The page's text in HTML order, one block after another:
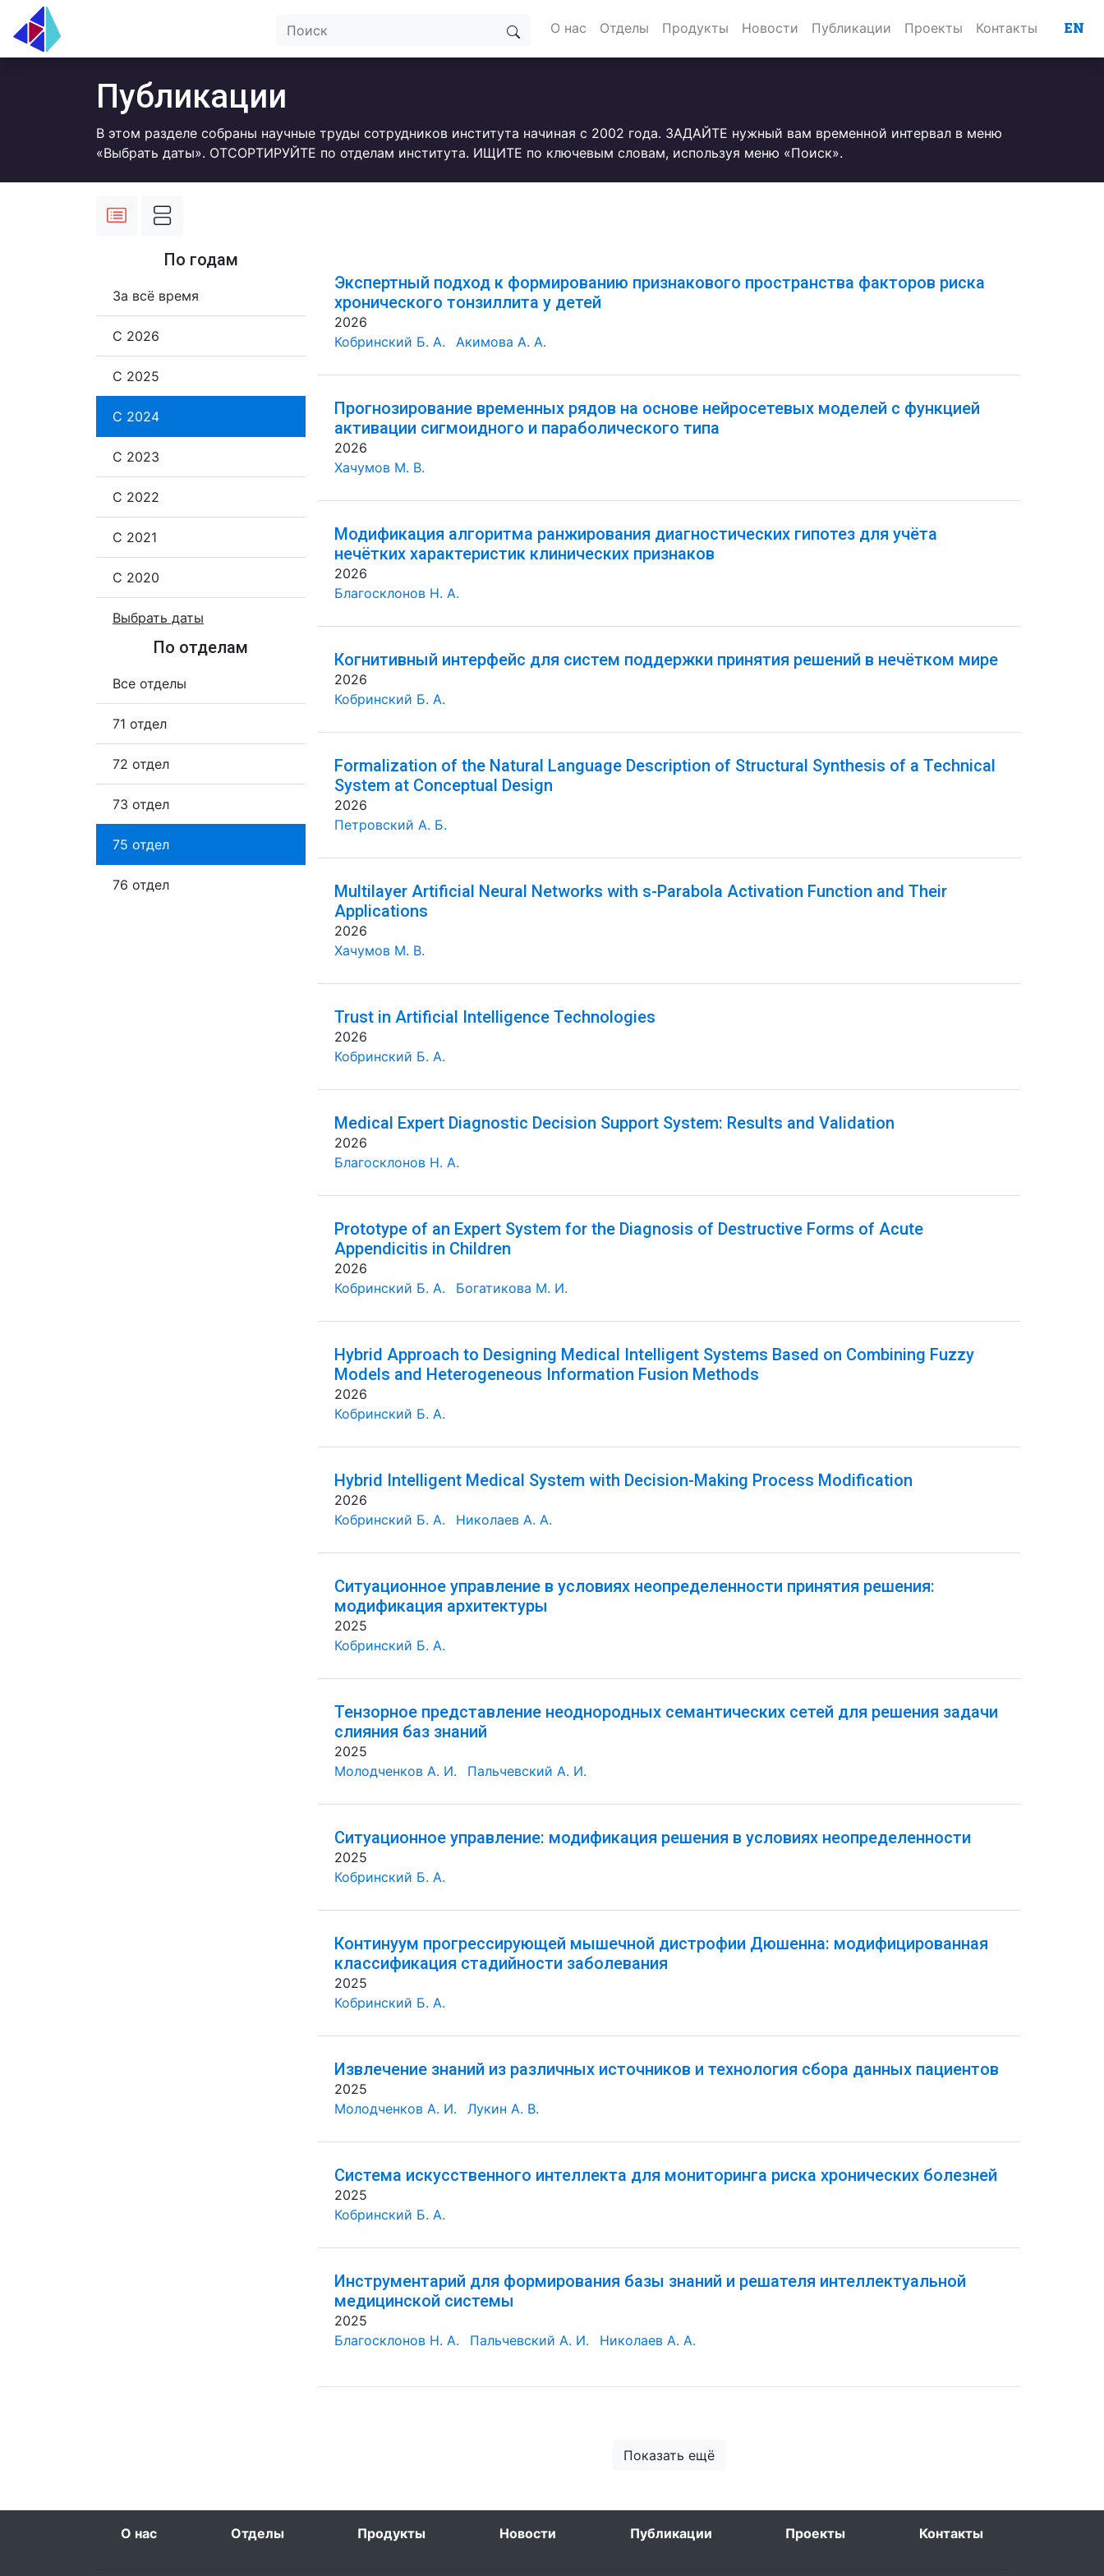
О нас Отделы Продукты Новости Публикации Проекты Контакты EN
Публикации
В этом разделе собраны научные труды сотрудников института начиная с 2002 года. ЗАДАЙТЕ нужный вам временной интервал в меню
«Выбрать даты». ОТСОРТИРУЙТЕ по отделам института. ИЩИТЕ по ключевым словам, используя меню «Поиск».
По годам
За всё время
С 2026
С 2025
С 2024
С 2023
С 2022
С 2021
С 2020
Выбрать даты
По отделам
Все отделы
71 отдел
72 отдел
73 отдел
75 отдел
76 отдел
Экспертный подход к формированию признакового пространства факторов риска
хронического тонзиллита у детей
2026
Кобринский Б. А.
Акимова А. А.
Прогнозирование временных рядов на основе нейросетевых моделей с функцией
активации сигмоидного и параболического типа
2026
Хачумов М. В.
Модификация алгоритма ранжирования диагностических гипотез для учёта
нечётких характеристик клинических признаков
2026
Благосклонов Н. А.
Когнитивный интерфейс для систем поддержки принятия решений в нечётком мире
2026
Кобринский Б. А.
Formalization of the Natural Language Description of Structural Synthesis of a Technical
System at Conceptual Design
2026
Петровский А. Б.
Multilayer Artificial Neural Networks with s-Parabola Activation Function and Their
Applications
2026
Хачумов М. В.
Trust in Artificial Intelligence Technologies
2026
Кобринский Б. А.
Medical Expert Diagnostic Decision Support System: Results and Validation
2026
Благосклонов Н. А.
Prototype of an Expert System for the Diagnosis of Destructive Forms of Acute
Appendicitis in Children
2026
Кобринский Б. А.
Богатикова М. И.
Hybrid Approach to Designing Medical Intelligent Systems Based on Combining Fuzzy
Models and Heterogeneous Information Fusion Methods
2026
Кобринский Б. А.
Hybrid Intelligent Medical System with Decision-Making Process Modification
2026
Кобринский Б. А.
Николаев А. А.
Ситуационное управление в условиях неопределенности принятия решения:
модификация архитектуры
2025
Кобринский Б. А.
Тензорное представление неоднородных семантических сетей для решения задачи
слияния баз знаний
2025
Молодченков А. И.
Пальчевский А. И.
Ситуационное управление: модификация решения в условиях неопределенности
2025
Кобринский Б. А.
Континуум прогрессирующей мышечной дистрофии Дюшенна: модифицированная
классификация стадийности заболевания
2025
Кобринский Б. А.
Извлечение знаний из различных источников и технология сбора данных пациентов
2025
Молодченков А. И.
Лукин А. В.
Система искусственного интеллекта для мониторинга риска хронических болезней
2025
Кобринский Б. А.
Инструментарий для формирования базы знаний и решателя интеллектуальной
медицинской системы
2025
Благосклонов Н. А.
Пальчевский А. И. Николаев А. А.
Показать ещё
О нас Отделы Продукты Новости Публикации Проекты Контакты